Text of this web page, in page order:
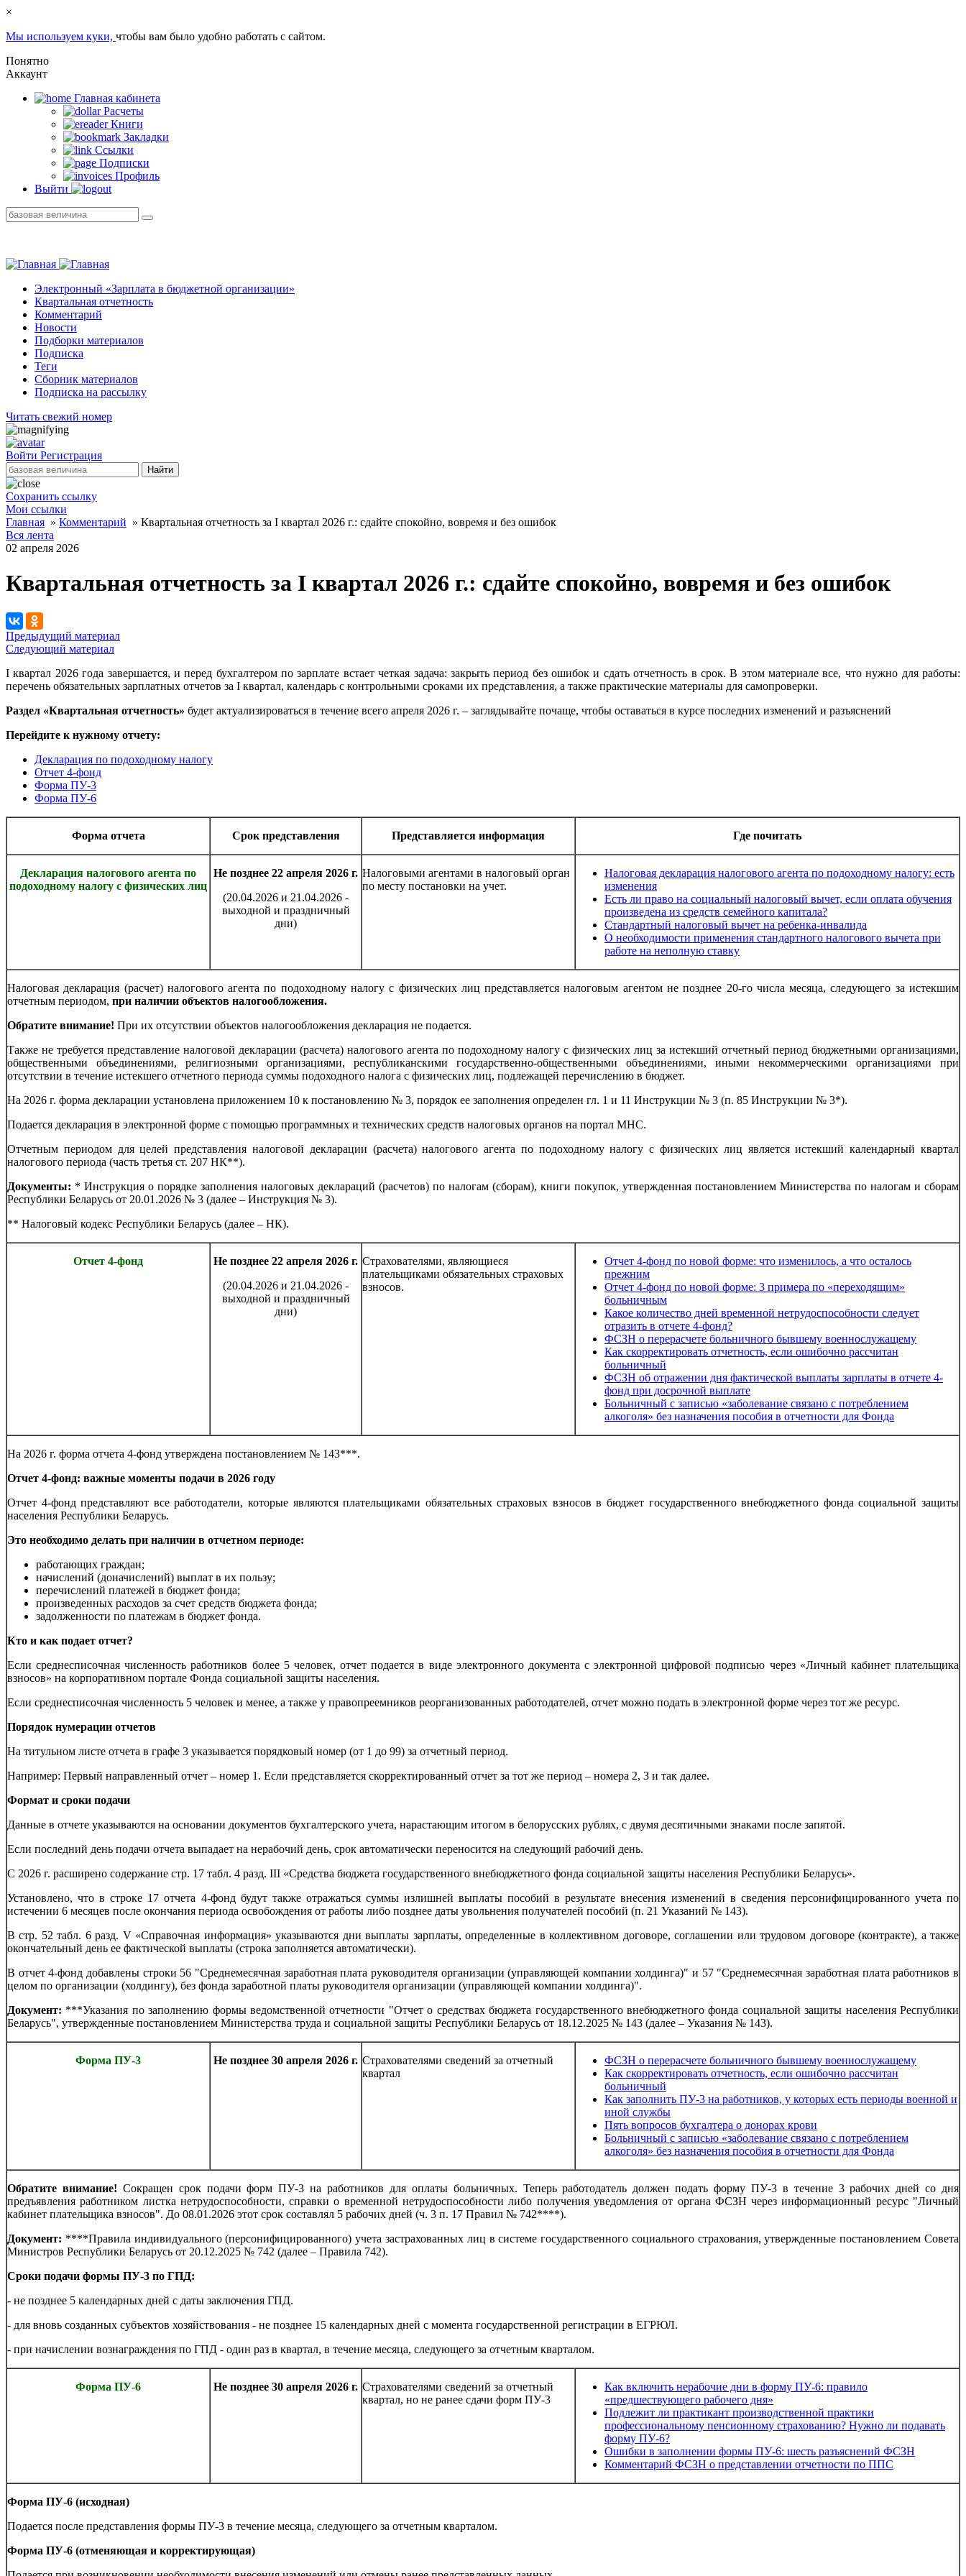
×
Мы используем куки, чтобы вам было удобно работать с сайтом.
Понятно
Аккаунт
Главная кабинетa
Расчеты
Книги
Закладки
Ссылки
Подписки
Профиль
Выйти
Электронный «Зарплата в бюджетной организации»
Квартальная отчетность
Комментарий
Новости
Подборки материалов
Подписка
Теги
Сборник материалов
Подписка на рассылку
Читать свежий номер
Войти Регистрация
Найти
Сохранить ссылку
Мои ссылки
Главная » Комментарий » Квартальная отчетность за I квартал 2026 г.: сдайте спокойно, вовремя и без ошибок
Вся лента
02 апреля 2026
Квартальная отчетность за I квартал 2026 г.: сдайте спокойно, вовремя и без ошибок
Предыдущий материал
Следующий материал
I квартал 2026 года завершается, и перед бухгалтером по зарплате встает четкая задача: закрыть период без ошибок и сдать отчетность в срок. В этом материале все, что нужно для работы:
перечень обязательных зарплатных отчетов за I квартал, календарь с контрольными сроками их представления, а также практические материалы для самопроверки.
Раздел «Квартальная отчетность» будет актуализироваться в течение всего апреля 2026 г. – заглядывайте почаще, чтобы оставаться в курсе последних изменений и разъяснений
Перейдите к нужному отчету:
Декларация по подоходному налогу
Отчет 4-фонд
Форма ПУ-3
Форма ПУ-6
Форма отчета Срок представления Представляется информация Где почитать
Декларация налогового агента по
подоходному налогу с физических лиц
Не позднее 22 апреля 2026 г.
(20.04.2026 и 21.04.2026 -
выходной и праздничный
дни)
Налоговыми агентами в налоговый орган
по месту постановки на учет.
Налоговая декларация налогового агента по подоходному налогу: есть
изменения
Есть ли право на социальный налоговый вычет, если оплата обучения
произведена из средств семейного капитала?
Стандартный налоговый вычет на ребенка-инвалида
О необходимости применения стандартного налогового вычета при
работе на неполную ставку
Налоговая декларация (расчет) налогового агента по подоходному налогу с физических лиц представляется налоговым агентом не позднее 20-го числа месяца, следующего за истекшим
отчетным периодом, при наличии объектов налогообложения.
Обратите внимание! При их отсутствии объектов налогообложения декларация не подается.
Также не требуется представление налоговой декларации (расчета) налогового агента по подоходному налогу с физических лиц за истекший отчетный период бюджетными организациями,
общественными объединениями, религиозными организациями, республиканскими государственно-общественными объединениями, иными некоммерческими организациями при
отсутствии в течение истекшего отчетного периода суммы подоходного налога с физических лиц, подлежащей перечислению в бюджет.
На 2026 г. форма декларации установлена приложением 10 к постановлению № 3, порядок ее заполнения определен гл. 1 и 11 Инструкции № 3 (п. 85 Инструкции № 3*).
Подается декларация в электронной форме с помощью программных и технических средств налоговых органов на портал МНС.
Отчетным периодом для целей представления налоговой декларации (расчета) налогового агента по подоходному налогу с физических лиц является истекший календарный квартал
налогового периода (часть третья ст. 207 НК**).
Документы: * Инструкция о порядке заполнения налоговых деклараций (расчетов) по налогам (сборам), книги покупок, утвержденная постановлением Министерства по налогам и сборам
Республики Беларусь от 20.01.2026 № 3 (далее – Инструкция № 3).
** Налоговый кодекс Республики Беларусь (далее – НК).
Отчет 4-фонд
Не позднее 22 апреля 2026 г.
(20.04.2026 и 21.04.2026 -
выходной и праздничный
дни)
Страхователями, являющиеся
плательщиками обязательных страховых
взносов.
Отчет 4-фонд по новой форме: что изменилось, а что осталось
прежним
Отчет 4-фонд по новой форме: 3 примера по «переходящим»
больничным
Какое количество дней временной нетрудоспособности следует
отразить в отчете 4-фонд?
ФСЗН о перерасчете больничного бывшему военнослужащему
Как скорректировать отчетность, если ошибочно рассчитан
больничный
ФСЗН об отражении дня фактической выплаты зарплаты в отчете 4-
фонд при досрочной выплате
Больничный с записью «заболевание связано с потреблением
алкоголя» без назначения пособия в отчетности для Фонда
На 2026 г. форма отчета 4-фонд утверждена постановлением № 143***.
Отчет 4-фонд: важные моменты подачи в 2026 году
Отчет 4-фонд представляют все работодатели, которые являются плательщиками обязательных страховых взносов в бюджет государственного внебюджетного фонда социальной защиты
населения Республики Беларусь.
Это необходимо делать при наличии в отчетном периоде:
работающих граждан;
начислений (доначислений) выплат в их пользу;
перечислений платежей в бюджет фонда;
произведенных расходов за счет средств бюджета фонда;
задолженности по платежам в бюджет фонда.
Кто и как подает отчет?
Если среднесписочная численность работников более 5 человек, отчет подается в виде электронного документа с электронной цифровой подписью через «Личный кабинет плательщика
взносов» на корпоративном портале Фонда социальной защиты населения.
Если среднесписочная численность 5 человек и менее, а также у правопреемников реорганизованных работодателей, отчет можно подать в электронной форме через тот же ресурс.
Порядок нумерации отчетов
На титульном листе отчета в графе 3 указывается порядковый номер (от 1 до 99) за отчетный период.
Например: Первый направленный отчет – номер 1. Если представляется скорректированный отчет за тот же период – номера 2, 3 и так далее.
Формат и сроки подачи
Данные в отчете указываются на основании документов бухгалтерского учета, нарастающим итогом в белорусских рублях, с двумя десятичными знаками после запятой.
Если последний день подачи отчета выпадает на нерабочий день, срок автоматически переносится на следующий рабочий день.
С 2026 г. расширено содержание стр. 17 табл. 4 разд. III «Средства бюджета государственного внебюджетного фонда социальной защиты населения Республики Беларусь».
Установлено, что в строке 17 отчета 4-фонд будут также отражаться суммы излишней выплаты пособий в результате внесения изменений в сведения персонифицированного учета по
истечении 6 месяцев после окончания периода освобождения от работы либо позднее даты увольнения получателей пособий (п. 21 Указаний № 143).
В стр. 52 табл. 6 разд. V «Справочная информация» указываются дни выплаты зарплаты, определенные в коллективном договоре, соглашении или трудовом договоре (контракте), а также
окончательный день ее фактической выплаты (строка заполняется автоматически).
В отчет 4-фонд добавлены строки 56 "Среднемесячная заработная плата руководителя организации (управляющей компании холдинга)" и 57 "Среднемесячная заработная плата работников в
целом по организации (холдингу), без фонда заработной платы руководителя организации (управляющей компании холдинга)".
Документ: ***Указания по заполнению формы ведомственной отчетности "Отчет о средствах бюджета государственного внебюджетного фонда социальной защиты населения Республики
Беларусь", утвержденные постановлением Министерства труда и социальной защиты Республики Беларусь от 18.12.2025 № 143 (далее – Указания № 143).
Форма ПУ-3 Не позднее 30 апреля 2026 г. Страхователями сведений за отчетный
квартал
ФСЗН о перерасчете больничного бывшему военнослужащему
Как скорректировать отчетность, если ошибочно рассчитан
больничный
Как заполнить ПУ-3 на работников, у которых есть периоды военной и
иной службы
Пять вопросов бухгалтера о донорах крови
Больничный с записью «заболевание связано с потреблением
алкоголя» без назначения пособия в отчетности для Фонда
Обратите внимание! Сокращен срок подачи форм ПУ-3 на работников для оплаты больничных. Теперь работодатель должен подать форму ПУ-3 в течение 3 рабочих дней со дня
предъявления работником листка нетрудоспособности, справки о временной нетрудоспособности либо получения уведомления от органа ФСЗН через информационный ресурс "Личный
кабинет плательщика взносов". До 08.01.2026 этот срок составлял 5 рабочих дней (ч. 3 п. 17 Правил № 742****).
Документ: ****Правила индивидуального (персонифицированного) учета застрахованных лиц в системе государственного социального страхования, утвержденные постановлением Совета
Министров Республики Беларусь от 20.12.2025 № 742 (далее – Правила 742).
Сроки подачи формы ПУ-3 по ГПД:
- не позднее 5 календарных дней с даты заключения ГПД.
- для вновь созданных субъектов хозяйствования - не позднее 15 календарных дней с момента государственной регистрации в ЕГРЮЛ.
- при начислении вознаграждения по ГПД - один раз в квартал, в течение месяца, следующего за отчетным кварталом.
Форма ПУ-6 Не позднее 30 апреля 2026 г. Страхователями сведений за отчетный
квартал, но не ранее сдачи форм ПУ-3
Как включить нерабочие дни в форму ПУ-6: правило
«предшествующего рабочего дня»
Подлежит ли практикант производственной практики
профессиональному пенсионному страхованию? Нужно ли подавать
форму ПУ-6?
Ошибки в заполнении формы ПУ-6: шесть разъяснений ФСЗН
Комментарий ФСЗН о представлении отчетности по ППС
Форма ПУ-6 (исходная)
Подается после представления формы ПУ-3 в течение месяца, следующего за отчетным кварталом.
Форма ПУ-6 (отменяющая и корректирующая)